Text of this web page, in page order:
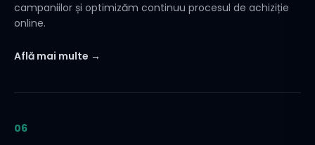
campaniilor și optimizăm continuu procesul de achiziție
online.
Află mai multe →
06